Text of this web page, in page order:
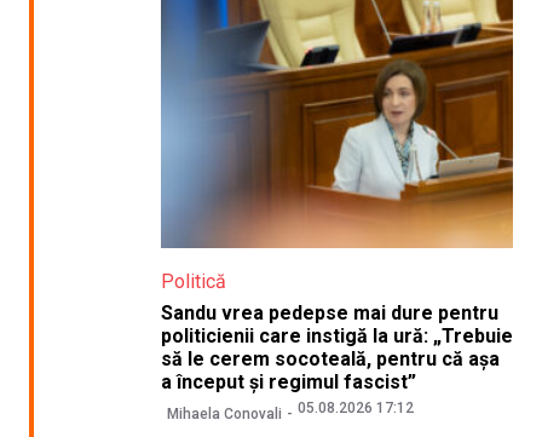
Politică
Sandu vrea pedepse mai dure pentru
politicienii care instigă la ură: „Trebuie
să le cerem socoteală, pentru că așa
a început și regimul fascist”
Mihaela Conovali 05.08.2026 17:12